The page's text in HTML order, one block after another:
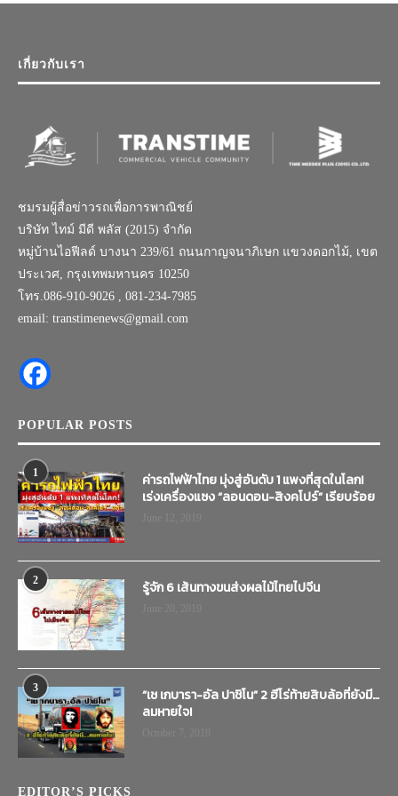
เกี่ยวกับเรา
ชมรมผู้สื่อข่าวรถเพื่อการพาณิชย์
บริษัท ไทม์ มีดี พลัส (2015) จำกัด
หมู่บ้านไอฟีลด์ บางนา 239/61 ถนนกาญจนาภิเษก แขวงดอกไม้, เขต
ประเวศ, กรุงเทพมหานคร 10250
โทร.086-910-9026 , 081-234-7985
email: transtimenews@gmail.com
POPULAR POSTS
1
ค่ารถไฟฟ้าไทย มุ่งสู่อันดับ 1 แพงที่สุดในโลก!
เร่งเครื่องแซง “ลอนดอน-สิงคโปร์” เรียบร้อย
2 รู้จัก 6 เส้นทางขนส่งผลไม้ไทยไปจีน
3
“เช เกบารา-อัล ปาชิโน” 2 ฮีโร่ท้ายสิบล้อที่ยังมี…
ลมหายใจ!
EDITOR’S PICKS